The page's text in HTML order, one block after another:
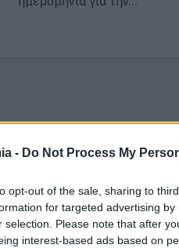
- Do Not Process My
opt-out of the sale, sharing to
for targeted advertising
selection. Please note that after
interest-based ads based on